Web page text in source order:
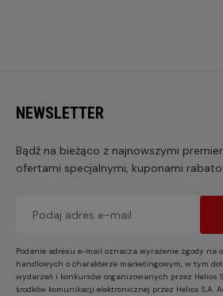
NEWSLETTER
Bądź na bieżąco z najnowszymi
ofertami specjalnymi, kuponami
Podanie adresu e-mail oznacza wyrażenie zgody na
handlowych o charakterze marketingowym, w tym
wydarzeń i konkursów organizowanych przez Helios
środków komunikacji elektronicznej przez Helios S.A.